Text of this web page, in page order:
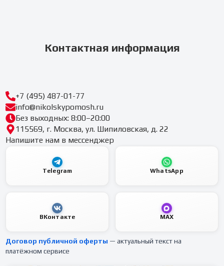
Контактная информация
+7 (495) 487-01-77
info@nikolskypomosh.ru
Без выходных: 8:00–20:00
115569, г. Москва, ул. Шипиловская, д. 22
Напишите нам в мессенджер
Telegram WhatsApp
ВКонтакте MAX
Договор публичной оферты — актуальный текст на
платёжном сервисе